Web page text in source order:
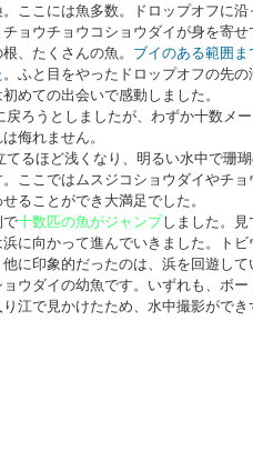
ここには魚多数。ドロップオフに
ョウチョウコショウダイが身を寄せ
、たくさんの魚。 ブイのある範囲
。ふと目をやったドロップオフの先
めての出会いで感動しました。
ろうとしましたが、わずか十数メ
侮れません。
るほど浅くなり、明るい水中で珊
ここではムスジコショウダイやチョ
ることができ大満足でした。
で十数匹の魚がジャンプしました。見
に向かって進んでいきました。トビ
に印象的だったのは、浜を回遊して
ウダイの幼魚です。いずれも、ボー
江で見かけたため、水中撮影ができ